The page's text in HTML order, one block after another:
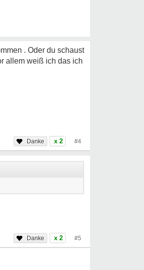
. Oder du schaust
allem weiß ich das ich
x 2 #4
x 2 #5